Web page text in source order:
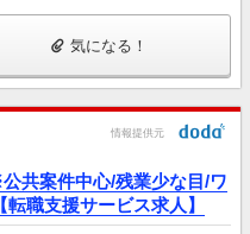
気になる！
情報提供元
共案件中心/残業少な目/ワ
職支援サービス求人】